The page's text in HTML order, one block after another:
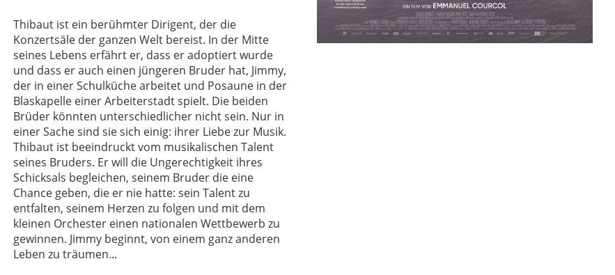
Thibaut ist ein berühmter Dirigent, der die
Konzertsäle der ganzen Welt bereist. In der Mitte
seines Lebens erfährt er, dass er adoptiert wurde
und dass er auch einen jüngeren Bruder hat, Jimmy,
der in einer Schulküche arbeitet und Posaune in der
Blaskapelle einer Arbeiterstadt spielt. Die beiden
Brüder könnten unterschiedlicher nicht sein. Nur in
einer Sache sind sie sich einig: ihrer Liebe zur Musik.
Thibaut ist beeindruckt vom musikalischen Talent
seines Bruders. Er will die Ungerechtigkeit ihres
Schicksals begleichen, seinem Bruder die eine
Chance geben, die er nie hatte: sein Talent zu
entfalten, seinem Herzen zu folgen und mit dem
kleinen Orchester einen nationalen Wettbewerb zu
gewinnen. Jimmy beginnt, von einem ganz anderen
Leben zu träumen...